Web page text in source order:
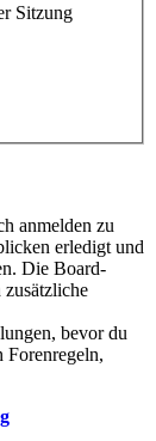
Sitzung
anmelden zu
erledigt und
Die Board-
bevor du
Forenregeln,